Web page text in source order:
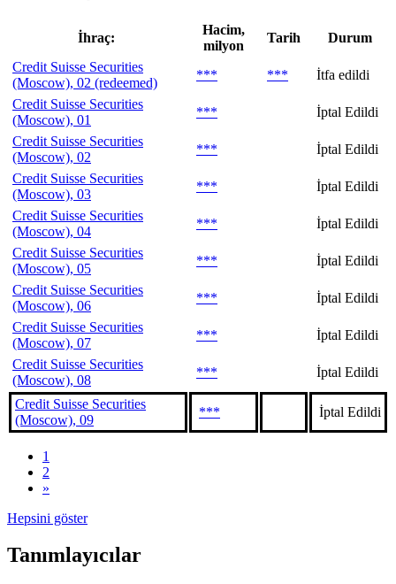
İhraç:
Hacim,
milyon
Tarih
Durum
Credit Suisse Securities
(Moscow), 02 (redeemed)
*** ***
İtfa edildi
Credit Suisse Securities
(Moscow), 01
***
İptal Edildi
Credit Suisse Securities
(Moscow), 02
***
İptal Edildi
Credit Suisse Securities
(Moscow), 03
***
İptal Edildi
Credit Suisse Securities
(Moscow), 04
***
İptal Edildi
Credit Suisse Securities
(Moscow), 05
***
İptal Edildi
Credit Suisse Securities
(Moscow), 06
***
İptal Edildi
Credit Suisse Securities
(Moscow), 07
***
İptal Edildi
Credit Suisse Securities
(Moscow), 08
*** İptal Edildi
Credit Suisse Securities
(Moscow), 09
*** İptal Edildi
1
2
»
Hepsini göster
Tanımlayıcılar